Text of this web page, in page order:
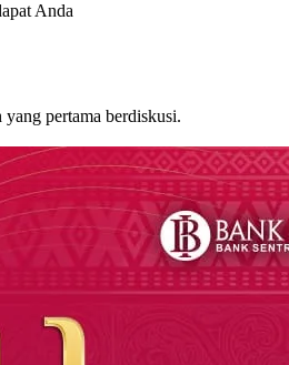
Anda
pertama berdiskusi.